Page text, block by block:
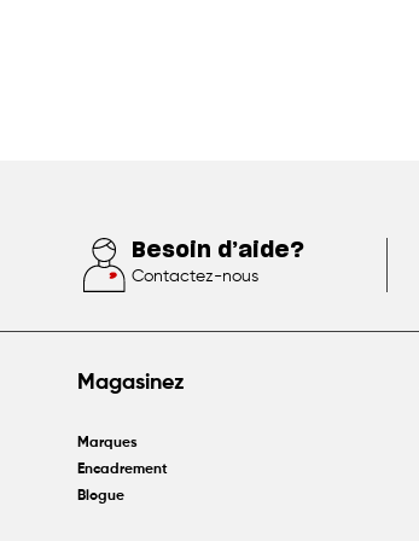
Besoin d’aide?
Contactez-nous
Magasinez
Marques
Encadrement
Blogue